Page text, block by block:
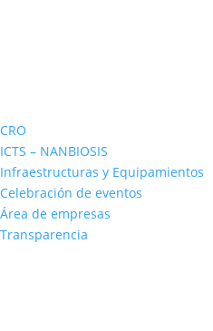
CRO
ICTS – NANBIOSIS
Infraestructuras y Equipamientos
Celebración de eventos
Área de empresas
Transparencia